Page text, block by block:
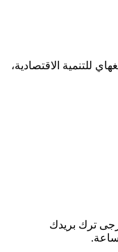
للتنمية الاقتصادية،
ترك بريدك